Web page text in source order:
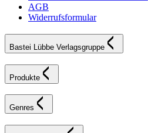
AGB
Widerrufsformular
Bastei Lübbe Verlagsgruppe
Produkte
Genres